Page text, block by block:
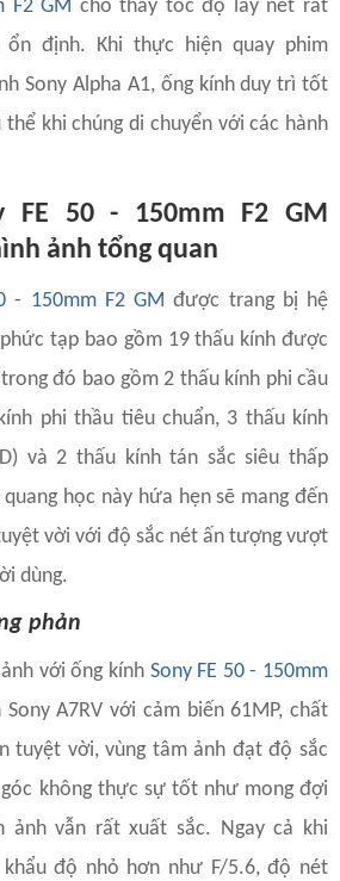
F2 GM cho thấy tốc độ lấy nét rất
ổn định. Khi thực hiện quay phim
Sony Alpha A1, ống kính duy trì tốt
khi chúng di chuyển với các hành
FE 50 - 150mm F2 GM
ảnh tổng quan
- 150mm F2 GM được trang bị hệ
tạp bao gồm 19 thấu kính được
đó bao gồm 2 thấu kính phi cầu
phi thầu tiêu chuẩn, 3 thấu kính
và 2 thấu kính tán sắc siêu thấp
quang học này hứa hẹn sẽ mang đến
vời với độ sắc nét ấn tượng vượt
dùng.
phản
với ống kính Sony FE 50 - 150mm
A7RV với cảm biến 61MP, chất
tuyệt vời, vùng tâm ảnh đạt độ sắc
không thực sự tốt như mong đợi
ảnh vẫn rất xuất sắc. Ngay cả khi
khẩu độ nhỏ hơn như F/5.6, độ nét